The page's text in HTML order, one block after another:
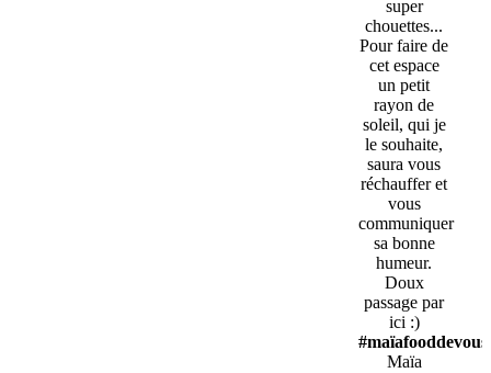
super
chouettes...
Pour faire de
cet espace
un petit
rayon de
soleil, qui je
le souhaite,
saura vous
réchauffer et
vous
communiquer
sa bonne
humeur.
Doux
passage par
ici :)
#maïafooddevous
Maïa